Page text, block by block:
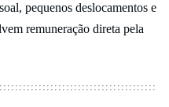
pequenos deslocamentos e
remuneração direta pela